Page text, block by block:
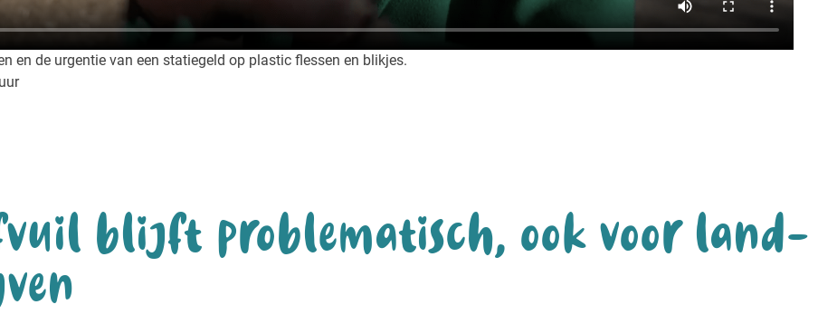
en de urgentie van een statiegeld op plastic flessen en blikjes.
blijft problematisch, ook voor land-